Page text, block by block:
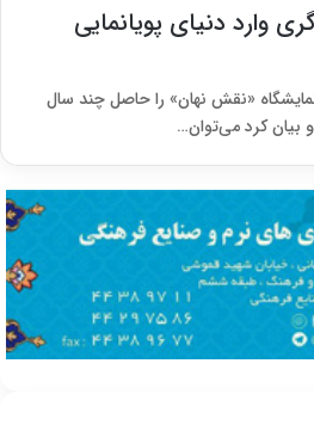
وارد دنیای پویانمایی
«نقش نهان» را حاصل چند سال
کرد می‌توان…